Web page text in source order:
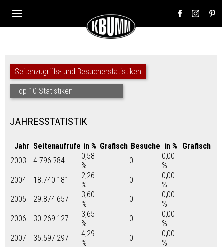
Seitenzugriffs- und Besucherstatistiken
Top 10 Statistiken
JAHRESSTATISTIK
Jahr Seitenaufrufe in % Grafisch Besuche in %
Grafisch
2003
4.796.784
0,58
%
0
0,00
%
2004
18.740.181
2,26
%
0
0,00
%
2005
29.874.657
3,60
%
0
0,00
%
2006
30.269.127
3,65
%
0
0,00
%
2007
35.597.297
4,29
%
0
0,00
%